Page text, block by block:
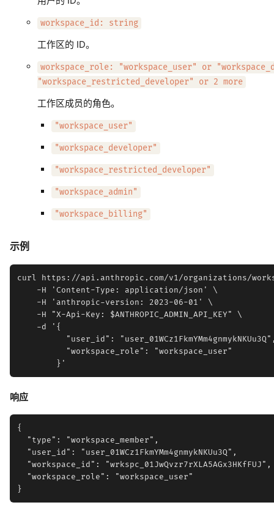
workspace_id: string
工作区的 ID。
workspace_role: "workspace_user" or
"workspace_restricted_developer" or 2 more
工作区成员的角色。
"workspace_user"
"workspace_developer"
"workspace_restricted_developer"
"workspace_admin"
"workspace_billing"
示例
curl https://api.anthropic.com/v1/organizations/
    -H 'Content-Type: application/json' \
    -H 'anthropic-version: 2023-06-01' \
    -H "X-Api-Key: $ANTHROPIC_ADMIN_API_KEY" \
    -d '{
"user_id":
          "workspace_role": "workspace_user"
响应
{
  "type": "workspace_member",
  "user_id": "user_01WCz1FkmYMm4gnmykNKUu3Q",
  "workspace_id": "wrkspc_01JwQvzr7rXLA5AGx3HKfFUJ",
  "workspace_role": "workspace_user"